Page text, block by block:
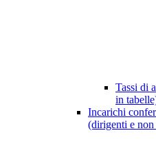
Tassi di
in
Incarichi
(dirigenti e